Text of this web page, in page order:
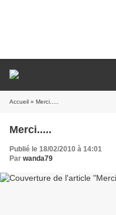
Accueil » Merci.....
Merci.....
Publié le 18/02/2010 à 14:01
Par wanda79